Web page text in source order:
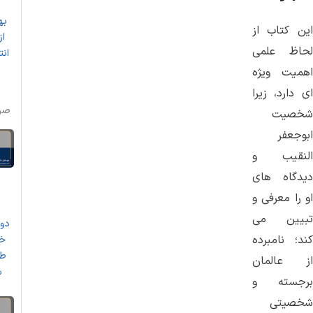
این کتاب از
لحاظ علمی
اهمیت ویژه
ای دارد، زیرا
شخصیت
ابوجعفر
النقیب و
دیدگاه های
او را معرفی و
تبیین می
کند؛ نامبرده
از عالمان
برجسته و
شخصیتی